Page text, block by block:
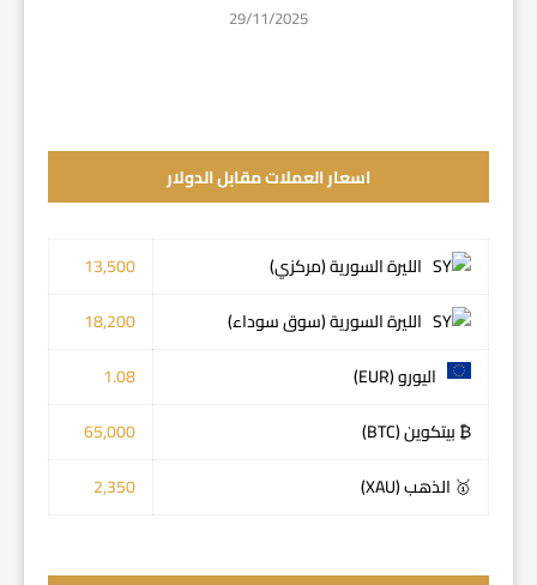
29/11/2025
اسعار العملات مقابل الدولار
الليرة السورية (مركزي)
13,500
الليرة السورية (سوق سوداء)
18,200
اليورو (EUR)
1.08
₿ بيتكوين (BTC)
65,000
🥇 الذهب (XAU)
2,350